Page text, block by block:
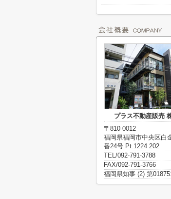
プラス不動産販売
〒810-0012
福岡県福岡市中央区白
番24号 Pt.1224 202
TEL/092-791-3788
FAX/092-791-3766
福岡県知事 (2) 第